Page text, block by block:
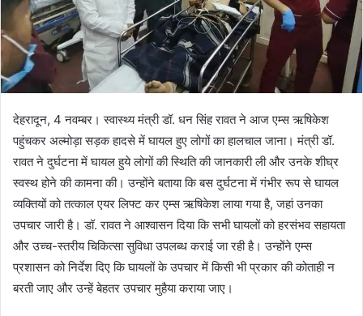
देहरादून, 4 नवम्बर। स्वास्थ्य मंत्री डॉ. धन सिंह रावत ने आज एम्स ऋषिकेश
पहुंचकर अल्मोड़ा सड़क हादसे में घायल हुए लोगों का हालचाल जाना। मंत्री डॉ.
रावत ने दुर्घटना में घायल हुये लोगों की स्थिति की जानकारी ली और उनके शीघ्र
स्वस्थ होने की कामना की। उन्होंने बताया कि बस दुर्घटना में गंभीर रूप से घायल
व्यक्तियों को तत्काल एयर लिफ्ट कर एम्स ऋषिकेश लाया गया है, जहां उनका
उपचार जारी है। डॉ. रावत ने आश्वासन दिया कि सभी घायलों को हरसंभव सहायता
और उच्च-स्तरीय चिकित्सा सुविधा उपलब्ध कराई जा रही है। उन्होंने एम्स
प्रशासन को निर्देश दिए कि घायलों के उपचार में किसी भी प्रकार की कोताही न
बरती जाए और उन्हें बेहतर उपचार मुहैया कराया जाए।